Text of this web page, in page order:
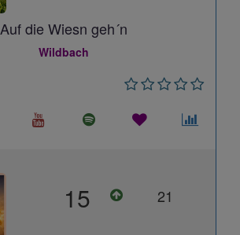
Auf die Wiesn geh´n
Wildbach
15 21